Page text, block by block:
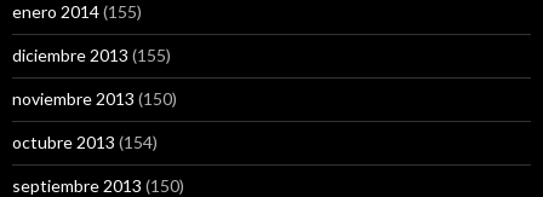
enero 2014(155)
diciembre 2013 (155)
noviembre 2013 (150)
octubre 2013 (154)
septiembre 2013 (150)